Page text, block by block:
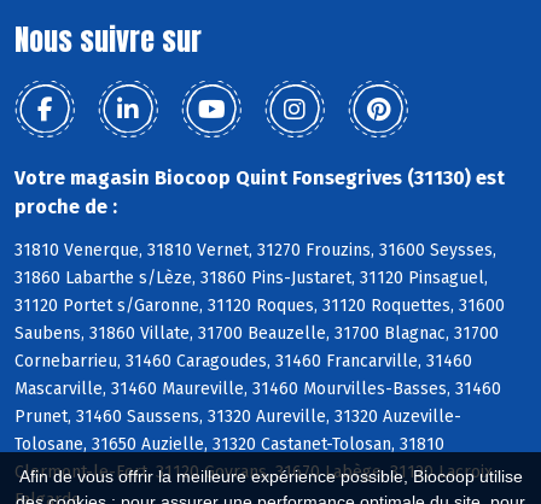
Afin de vous offrir la meilleure expérience possible, Biocoop utilise
Nous suivre sur
Votre magasin Biocoop Quint Fonsegrives (31130) est
proche de :
31810 Venerque, 31810 Vernet, 31270 Frouzins, 31600 Seysses,
31860 Labarthe s/Lèze, 31860 Pins-Justaret, 31120 Pinsaguel,
31120 Portet s/Garonne, 31120 Roques, 31120 Roquettes, 31600
Saubens, 31860 Villate, 31700 Beauzelle, 31700 Blagnac, 31700
Cornebarrieu, 31460 Caragoudes, 31460 Francarville, 31460
Mascarville, 31460 Maureville, 31460 Mourvilles-Basses, 31460
Prunet, 31460 Saussens, 31320 Aureville, 31320 Auzeville-
Tolosane, 31650 Auzielle, 31320 Castanet-Tolosan, 31810
Clermont-le-Fort, 31120 Goyrans, 31670 Labège, 31120 Lacroix-